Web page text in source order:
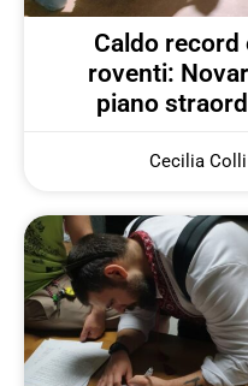
Caldo record
roventi:
piano
Cecilia Colli